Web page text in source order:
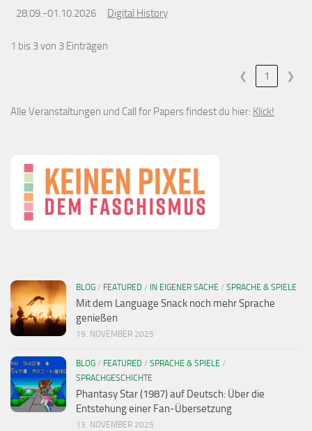
28.09.-01.10.2026 Digital History
1 bis 3 von 3 Einträgen
❮ 1 ❯
Alle Veranstaltungen und Call for Papers findest du hier: Klick!
BLOG / FEATURED / IN EIGENER SACHE / SPRACHE & SPIELE
Mit dem Language Snack noch mehr Sprache
genießen
19. NOVEMBER 2025
BLOG / FEATURED / SPRACHE & SPIELE /
SPRACHGESCHICHTE
Phantasy Star (1987) auf Deutsch: Über die
Entstehung einer Fan-Übersetzung
13. NOVEMBER 2025